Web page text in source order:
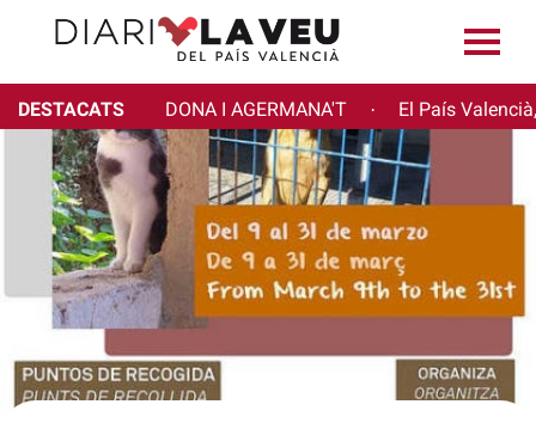
DESTACATS DONA I AGERMANA'T · El País